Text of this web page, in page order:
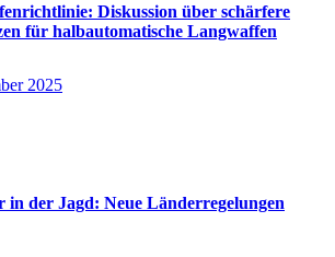
Diskussion über schärfere
für halbautomatische Langwaffen
2025
in der Jagd: Neue Länderregelungen